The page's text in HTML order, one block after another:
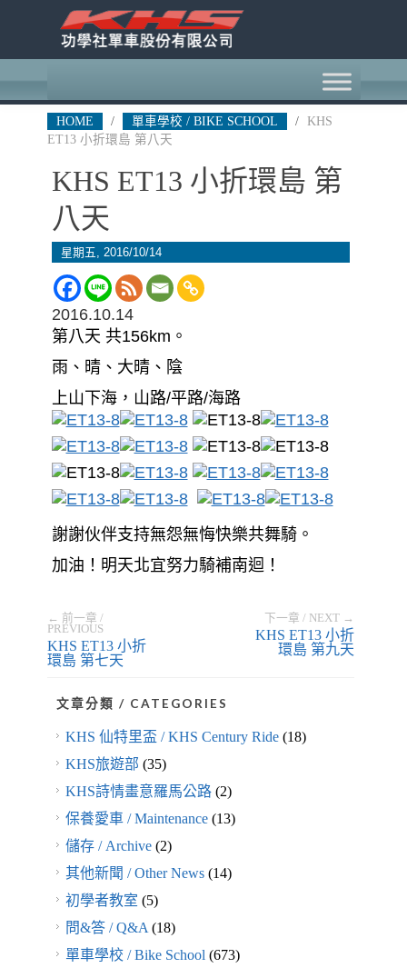
HOME / 單車學校 / BIKE SCHOOL /
KHS
ET13 小折環島 第八天
KHS ET13 小折環島 第
八天
星期五, 2016/10/14
2016.10.14
第八天 共156km 。
雨、晴、大晴、陰
上山下海，山路/平路/海路
謝謝伙伴支持無怨無悔快樂共舞騎。
加油！明天北宜努力騎補南迴！
← 前一章 /
PREVIOUS
KHS ET13 小折
環島 第七天
下一章 / NEXT →
KHS ET13 小折
環島 第九天
文章分類 / CATEGORIES
KHS 仙特里盃 / KHS Century Ride(18)
KHS旅遊部 (35)
KHS詩情畫意羅馬公路(2)
保養愛車 / Maintenance(13)
儲存 / Archive(2)
其他新聞 / Other News(14)
初學者教室 (5)
問&答 / Q&A(18)
單車學校 / Bike School(673)